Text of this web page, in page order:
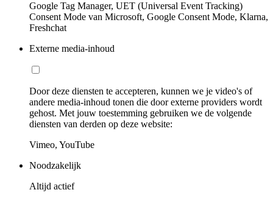
Google Tag Manager, UET (Universal Event Tracking)
Consent Mode van Microsoft, Google Consent Mode, Klarna,
Freshchat
Externe media-inhoud
Door deze diensten te accepteren, kunnen we je video's of
andere media-inhoud tonen die door externe providers wordt
gehost. Met jouw toestemming gebruiken we de volgende
diensten van derden op deze website:
Vimeo, YouTube
Noodzakelijk
Altijd actief